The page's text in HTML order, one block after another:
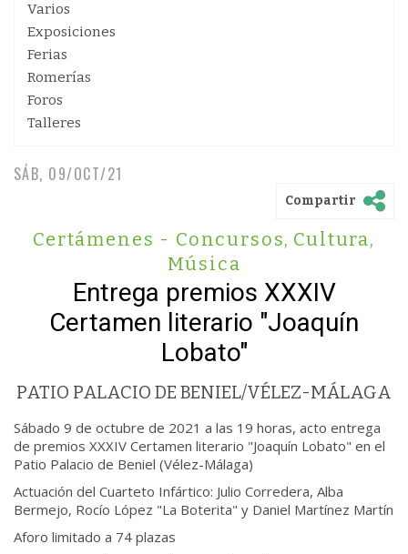
Varios
Exposiciones
Ferias
Romerías
Foros
Talleres
SÁB, 09/OCT/21
Compartir
Certámenes - Concursos, Cultura,
Música
Entrega premios XXXIV
Certamen literario "Joaquín
Lobato"
PATIO PALACIO DE BENIEL/VÉLEZ-MÁLAGA
Sábado 9 de octubre de 2021 a las 19 horas, acto entrega
de premios XXXIV Certamen literario "Joaquín Lobato" en el
Patio Palacio de Beniel (Vélez-Málaga)
Actuación del Cuarteto Infártico: Julio Corredera, Alba
Bermejo, Rocío López "La Boterita" y Daniel Martínez Martín
Aforo limitado a 74 plazas